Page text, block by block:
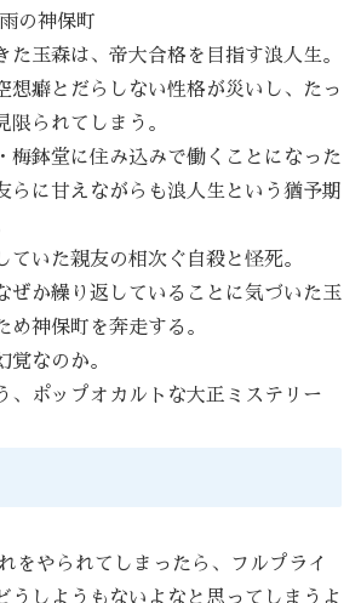
の神保町
た玉森は、帝大合格を目指す浪人生。
想癖とだらしない性格が災いし、たっ
限られてしまう。
梅鉢堂に住み込みで働くことになった
らに甘えながらも浪人生という猶予期
ていた親友の相次ぐ自殺と怪死。
ぜか繰り返していることに気づいた玉
め神保町を奔走する。
覚なのか。
、ポップオカルトな大正ミステリー
をやられてしまったら、フルプライ
うしようもないよなと思ってしまうよ